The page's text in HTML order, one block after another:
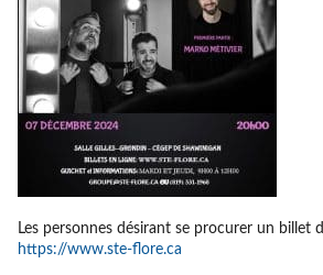
Les personnes désirant se procurer un billet
https://www.ste-flore.ca